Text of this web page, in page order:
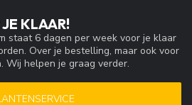
KLAAR!
staat 6 dagen per week voor je klaar
Over je bestelling, maar ook voor
Wij helpen je graag verder.